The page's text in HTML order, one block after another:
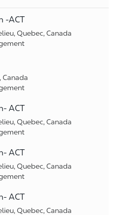
-ACT
Quebec, Canada
Canada
ACT
Quebec, Canada
ACT
Quebec, Canada
ACT
Quebec, Canada